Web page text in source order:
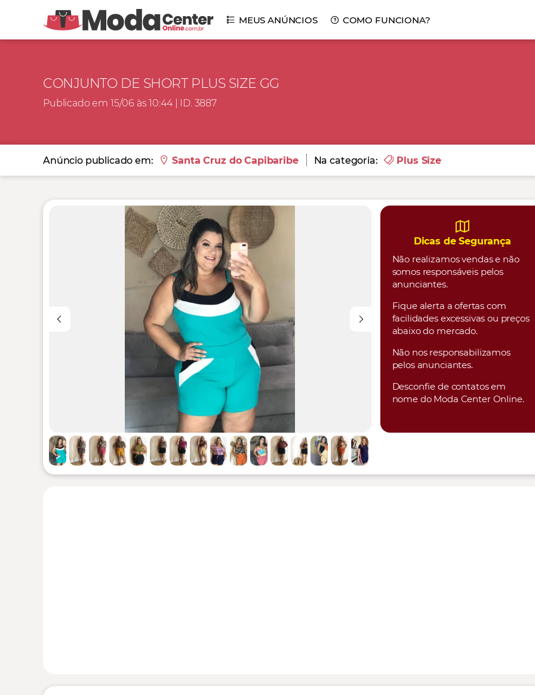
MEUS ANÚNCIOS COMO FUNCIONA?
CONJUNTO DE SHORT PLUS SIZE GG
Publicado em 15/06 às 10:44 | ID. 3887
Anúncio publicado em: Santa Cruz do Capibaribe Na categoria: Plus Size
Dicas de Segurança
Não realizamos vendas e não
somos responsáveis pelos
anunciantes.
Fique alerta a ofertas com
facilidades excessivas ou preços
abaixo do mercado.
Não nos responsabilizamos
pelos anunciantes.
Desconfie de contatos em
nome do Moda Center Online.